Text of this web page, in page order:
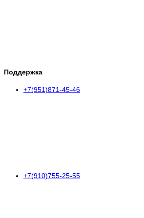
Поддержка
+7(951)871-45-46
+7(910)755-25-55